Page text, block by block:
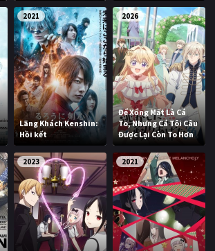
2021
Lãng Khách Kenshin:
Hồi kết
2026
Để Xổng Mất Là Cá
To, Nhưng Cá Tôi Câu
Được Lại Còn To Hơn
2023 2021